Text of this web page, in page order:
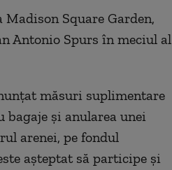
Square Garden,
Antonio Spurs în meciul al
măsuri suplimentare
bagaje și anularea unei
arenei, pe fondul
așteptat să participe și